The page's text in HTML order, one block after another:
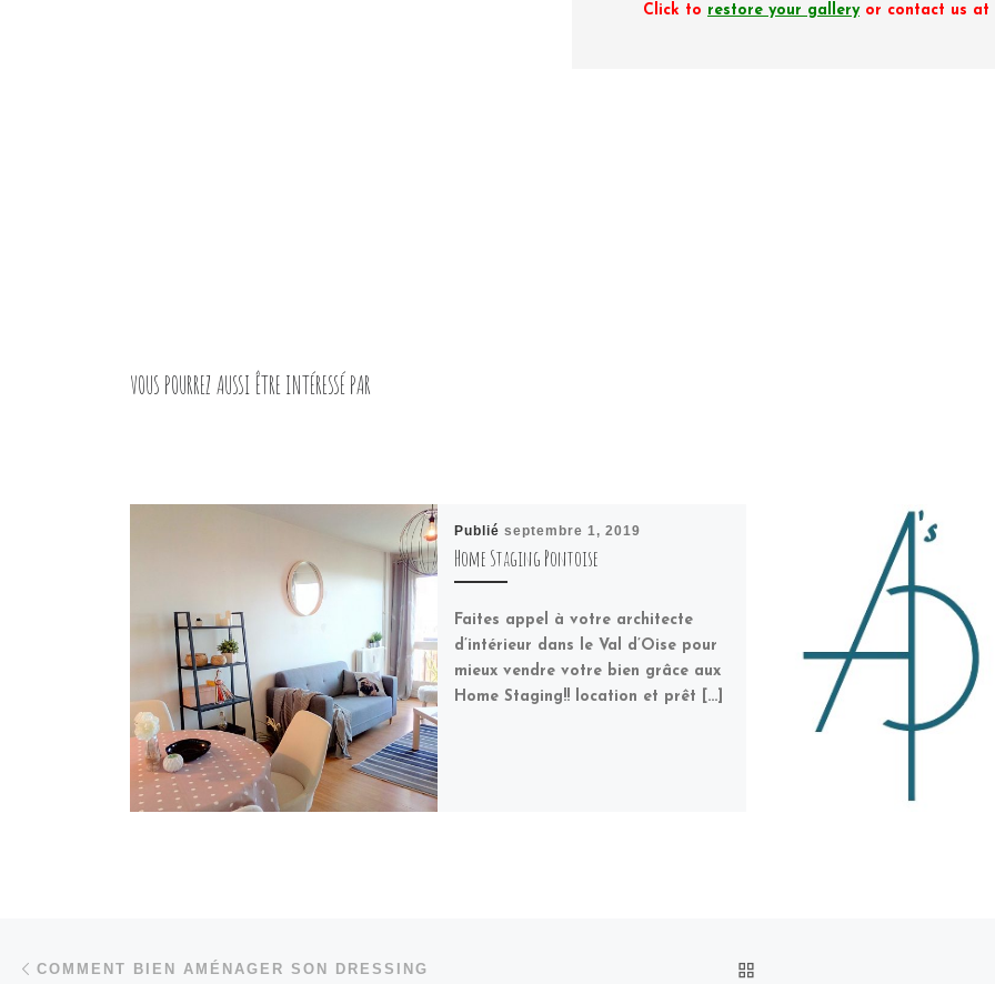
Click to restore your galleryor contact us at
VOUS POURREZ AUSSI ÊTRE INTÉRESSÉ PAR
Publié septembre 1, 2019
Home Staging Pontoise
Faites appel à votre architecte
d’intérieur dans le Val d’Oise pour
mieux vendre votre bien grâce aux
Home Staging!! location et prêt […]
Parcourir les articles
COMMENT BIEN AMÉNAGER SON DRESSING